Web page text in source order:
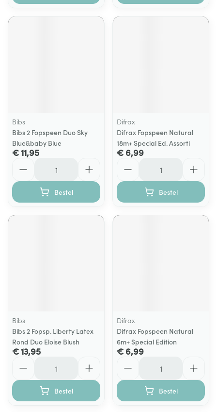
Bibs
Bibs 2 Fopspeen Duo Sky
Blue&baby Blue
€ 11,95
Bestel
Difrax
Difrax Fopspeen Natural
18m+ Special Ed. Assorti
€ 6,99
Bestel
Bibs
Bibs 2 Fopsp. Liberty Latex
Rond Duo Eloise Blush
€ 13,95
Bestel
Difrax
Difrax Fopspeen Natural
6m+ Special Edition
€ 6,99
Bestel